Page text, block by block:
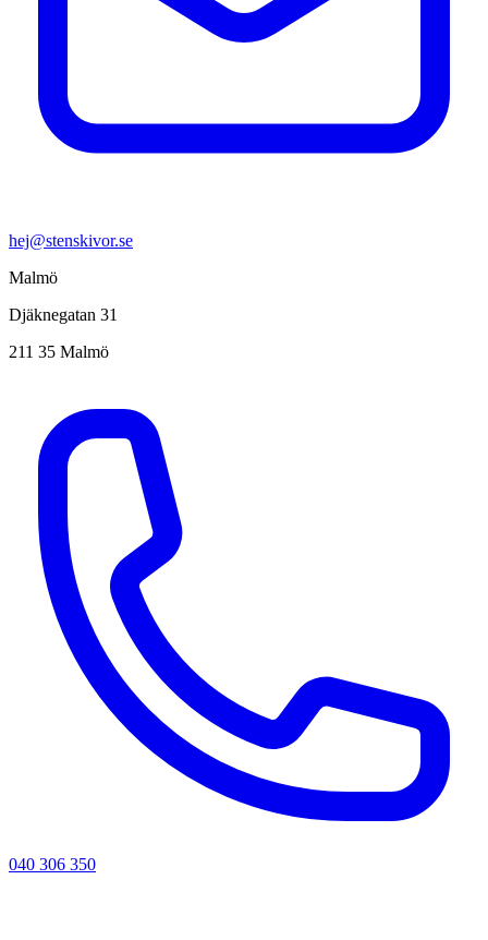
hej@stenskivor.se
Malmö
Djäknegatan 31
211 35 Malmö
040 306 350